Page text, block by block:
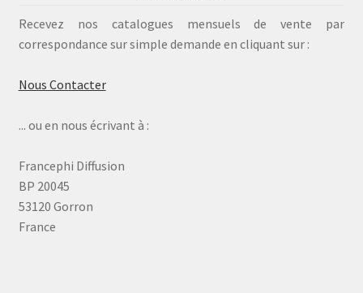
Recevez nos catalogues mensuels de vente par
correspondance sur simple demande en cliquant sur :
Nous Contacter
... ou en nous écrivant à :
Francephi Diffusion
BP 20045
53120 Gorron
France